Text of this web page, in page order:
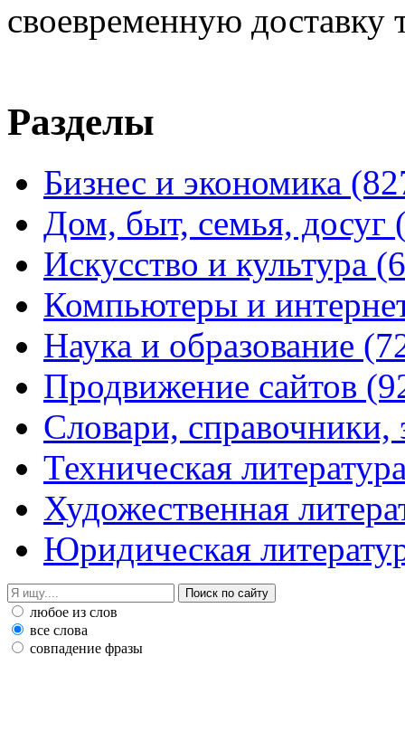
своевременную доставку
Разделы
Бизнес и экономика
Дом, быт, семья, досуг
Искусство и культура
Компьютеры и
Наука и образование
Продвижение сайтов
Словари,
Техническая
Художественная
Юридическая
любое из слов
все слова
совпадение фразы